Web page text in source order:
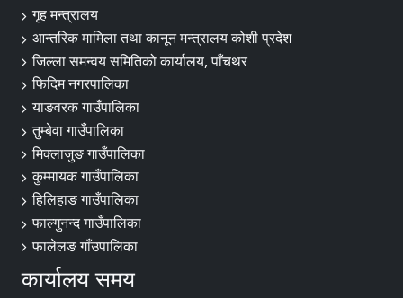
गृह मन्त्रालय
आन्तरिक मामिला तथा कानून मन्त्रालय कोशी प्रदेश
जिल्ला समन्वय समितिको कार्यालय, पाँचथर
फिदिम नगरपालिका
याङवरक गाउँपालिका
तुम्बेवा गाउँपालिका
मिक्लाजुङ गाउँपालिका
कुम्मायक गाउँपालिका
हिलिहाङ गाउँपालिका
फाल्गुनन्द गाउँपालिका
फालेलङ गाँउपालिका
कार्यालय समय